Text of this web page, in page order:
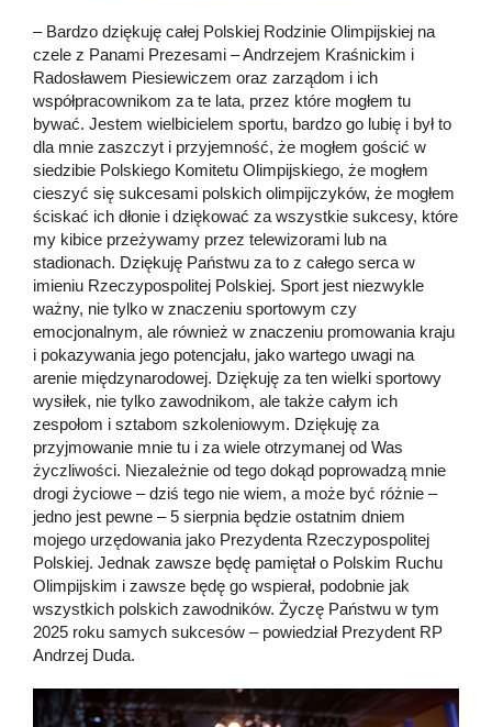
– Bardzo dziękuję całej Polskiej Rodzinie Olimpijskiej na
czele z Panami Prezesami – Andrzejem Kraśnickim i
Radosławem Piesiewiczem oraz zarządom i ich
współpracownikom za te lata, przez które mogłem tu
bywać. Jestem wielbicielem sportu, bardzo go lubię i był to
dla mnie zaszczyt i przyjemność, że mogłem gościć w
siedzibie Polskiego Komitetu Olimpijskiego, że mogłem
cieszyć się sukcesami polskich olimpijczyków, że mogłem
ściskać ich dłonie i dziękować za wszystkie sukcesy, które
my kibice przeżywamy przez telewizorami lub na
stadionach. Dziękuję Państwu za to z całego serca w
imieniu Rzeczypospolitej Polskiej. Sport jest niezwykle
ważny, nie tylko w znaczeniu sportowym czy
emocjonalnym, ale również w znaczeniu promowania kraju
i pokazywania jego potencjału, jako wartego uwagi na
arenie międzynarodowej. Dziękuję za ten wielki sportowy
wysiłek, nie tylko zawodnikom, ale także całym ich
zespołom i sztabom szkoleniowym. Dziękuję za
przyjmowanie mnie tu i za wiele otrzymanej od Was
życzliwości. Niezależnie od tego dokąd poprowadzą mnie
drogi życiowe – dziś tego nie wiem, a może być różnie –
jedno jest pewne – 5 sierpnia będzie ostatnim dniem
mojego urzędowania jako Prezydenta Rzeczypospolitej
Polskiej. Jednak zawsze będę pamiętał o Polskim Ruchu
Olimpijskim i zawsze będę go wspierał, podobnie jak
wszystkich polskich zawodników. Życzę Państwu w tym
2025 roku samych sukcesów – powiedział Prezydent RP
Andrzej Duda.